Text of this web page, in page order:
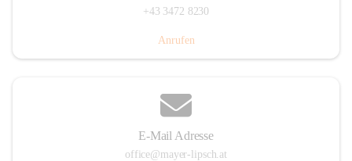
+43 3472 8230
Anrufen
E-Mail Adresse
office@mayer-lipsch.at